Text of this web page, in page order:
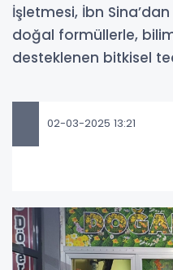
İşletmesi, İbn
doğal formüllerle,
desteklenen bitkisel
02-03-2025 13:21